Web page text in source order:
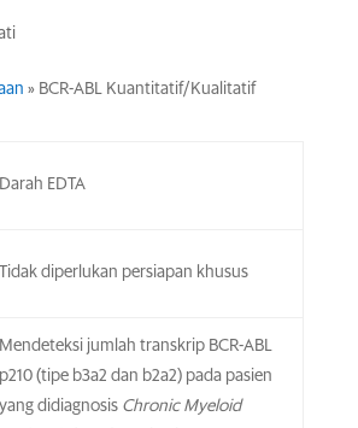
» BCR-ABL Kuantitatif/Kualitatif
Darah EDTA
Tidak diperlukan persiapan khusus
Mendeteksi jumlah transkrip BCR-ABL
p210 (tipe b3a2 dan b2a2) pada pasien
yang didiagnosis Chronic Myeloid